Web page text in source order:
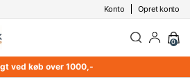
Konto Opret konto
0
ved køb over 1000,-